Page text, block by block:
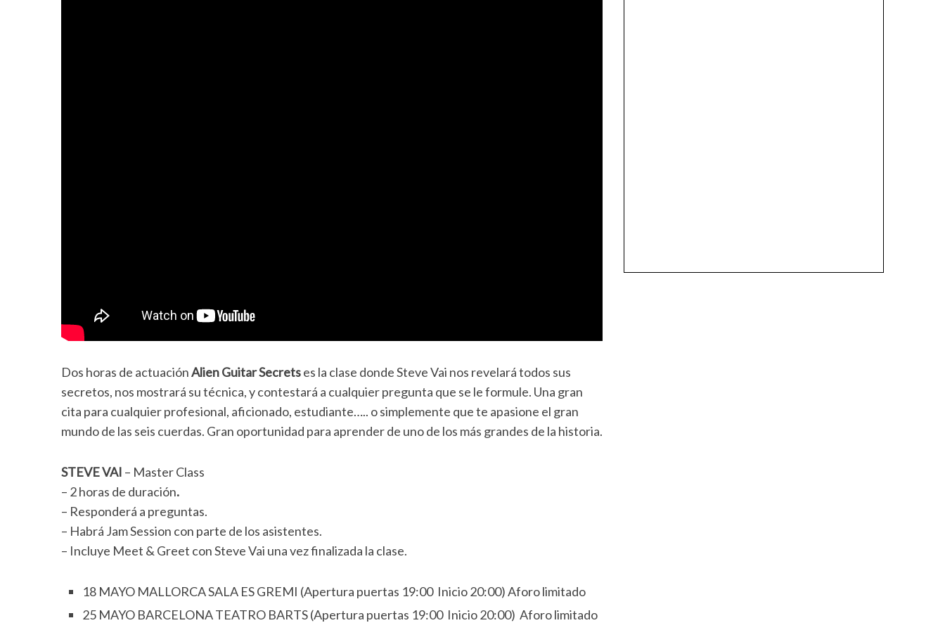
Dos horas de actuaciónAlien Guitar Secretses la clase donde Steve Vai nos revelará todos sus
secretos, nos mostrará su técnica, y contestará a cualquier pregunta que se le formule. Una gran
cita para cualquier profesional, aficionado, estudiante….. o simplemente que te apasione el gran
mundo de las seis cuerdas. Gran oportunidad para aprender de uno de los más grandes de la historia.
STEVE VAI – Master Class
– 2 horas de duración.
– Responderá a preguntas.
– Habrá Jam Session con parte de los asistentes.
– Incluye Meet & Greet con Steve Vai una vez finalizada la clase.
18 MAYO MALLORCA SALA ES GREMI (Apertura puertas 19:00 Inicio 20:00) Aforo limitado
25 MAYO BARCELONA TEATRO BARTS (Apertura puertas 19:00 Inicio 20:00) Aforo limitado